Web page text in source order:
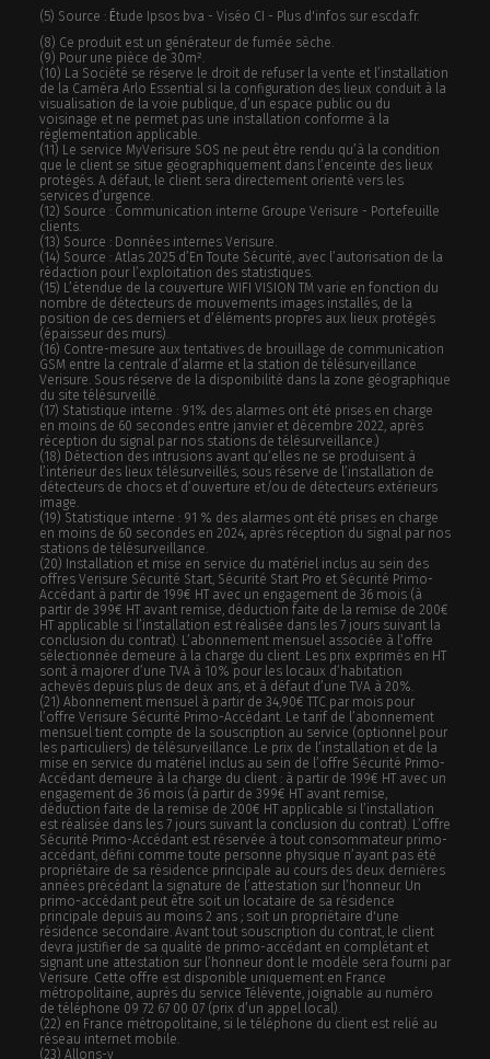
(5) Source : Étude Ipsos bva - Viséo CI - Plus d'infos sur escda.fr.
(8) Ce produit est un générateur de fumée sèche.
(9) Pour une pièce de 30m².
(10) La Société se réserve le droit de refuser la vente et l’installation
de la Caméra Arlo Essential si la configuration des lieux conduit à la
visualisation de la voie publique, d’un espace public ou du
voisinage et ne permet pas une installation conforme à la
réglementation applicable.
(11) Le service MyVerisure SOS ne peut être rendu qu’à la condition
que le client se situe géographiquement dans l’enceinte des lieux
protégés. A défaut, le client sera directement orienté vers les
services d’urgence.
(12) Source : Communication interne Groupe Verisure - Portefeuille
clients.
(13) Source : Données internes Verisure.
(14) Source : Atlas 2025 d’En Toute Sécurité, avec l’autorisation de la
rédaction pour l’exploitation des statistiques.
(15) L’étendue de la couverture WIFI VISION TM varie en fonction du
nombre de détecteurs de mouvements images installés, de la
position de ces derniers et d’éléments propres aux lieux protégés
(épaisseur des murs).
(16) Contre-mesure aux tentatives de brouillage de communication
GSM entre la centrale d’alarme et la station de télésurveillance
Verisure. Sous réserve de la disponibilité dans la zone géographique
du site télésurveillé.
(17) Statistique interne : 91% des alarmes ont été prises en charge
en moins de 60 secondes entre janvier et décembre 2022, après
réception du signal par nos stations de télésurveillance.)
(18) Détection des intrusions avant qu’elles ne se produisent à
l’intérieur des lieux télésurveillés, sous réserve de l’installation de
détecteurs de chocs et d’ouverture et/ou de détecteurs extérieurs
image.
(19) Statistique interne : 91 % des alarmes ont été prises en charge
en moins de 60 secondes en 2024, après réception du signal par nos
stations de télésurveillance.
(20) Installation et mise en service du matériel inclus au sein des
offres Verisure Sécurité Start, Sécurité Start Pro et Sécurité Primo-
Accédant à partir de 199€ HT avec un engagement de 36 mois (à
partir de 399€ HT avant remise, déduction faite de la remise de 200€
HT applicable si l’installation est réalisée dans les 7 jours suivant la
conclusion du contrat). L’abonnement mensuel associée à l’offre
sélectionnée demeure à la charge du client. Les prix exprimés en HT
sont à majorer d’une TVA à 10% pour les locaux d’habitation
achevés depuis plus de deux ans, et à défaut d’une TVA à 20%.
(21) Abonnement mensuel à partir de 34,90€ TTC par mois pour
l’offre Verisure Sécurité Primo-Accédant. Le tarif de l’abonnement
mensuel tient compte de la souscription au service (optionnel pour
les particuliers) de télésurveillance. Le prix de l’installation et de la
mise en service du matériel inclus au sein de l’offre Sécurité Primo-
Accédant demeure à la charge du client : à partir de 199€ HT avec un
engagement de 36 mois (à partir de 399€ HT avant remise,
déduction faite de la remise de 200€ HT applicable si l’installation
est réalisée dans les 7 jours suivant la conclusion du contrat). L’offre
Sécurité Primo-Accédant est réservée à tout consommateur primo-
accédant, défini comme toute personne physique n’ayant pas été
propriétaire de sa résidence principale au cours des deux dernières
années précédant la signature de l’attestation sur l’honneur. Un
primo-accédant peut être soit un locataire de sa résidence
principale depuis au moins 2 ans ; soit un propriétaire d'une
résidence secondaire. Avant tout souscription du contrat, le client
devra justifier de sa qualité de primo-accédant en complétant et
signant une attestation sur l’honneur dont le modèle sera fourni par
Verisure. Cette offre est disponible uniquement en France
métropolitaine, auprès du service Télévente, joignable au numéro
de téléphone 09 72 67 00 07 (prix d’un appel local).
(22) en France métropolitaine, si le téléphone du client est relié au
réseau internet mobile.
(23) Allons-y